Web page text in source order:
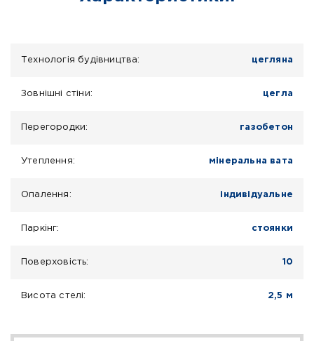
Технологія будівництва: цегляна
Зовнішні стіни: цегла
Перегородки: газобетон
Утеплення: мінеральна вата
Опалення: індивідуальне
Паркінг: стоянки
Поверховість: 10
Висота стелі: 2,5 м